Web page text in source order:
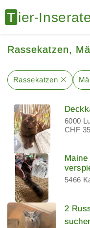
Rassekatzen,
Rassekatzen
6000
CHF
5466
2